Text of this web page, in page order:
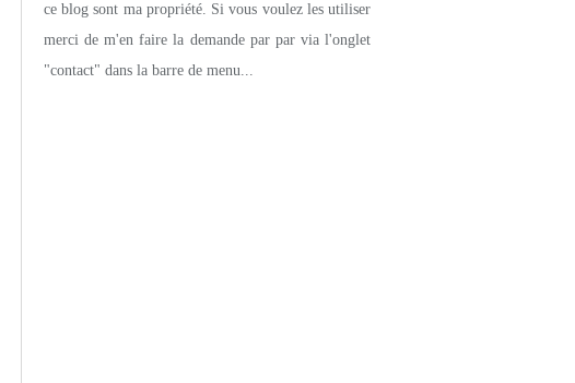
ce blog sont ma propriété. Si vous voulez les utiliser
merci de m'en faire la demande par par via l'onglet
"contact" dans la barre de menu...